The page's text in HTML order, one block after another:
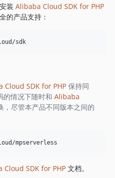
装 Alibaba Cloud SDK for PHP
的产品支持：
Cloud SDK for PHP保持同
的情况下随时和 Alibaba
，尽管本产品不同版本之间的
Cloud SDK for PHP 文档。